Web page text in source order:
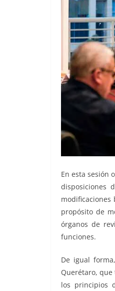
En esta sesión
disposiciones
propósito de
órganos de
funciones.
De igual
Querétaro,
los principios